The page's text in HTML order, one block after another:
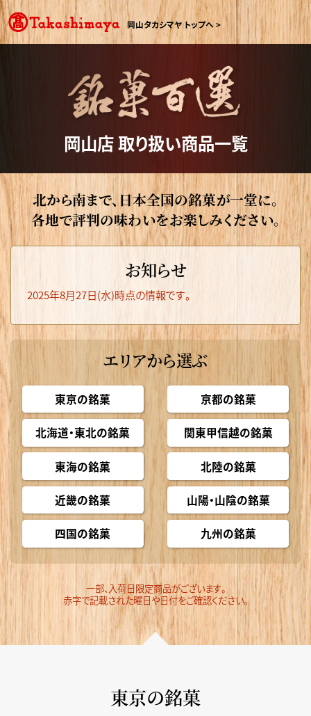
岡山タカシマヤ トップへ >
岡山店 取り扱い商品一覧
北から南まで、日本全国の銘菓が一堂に。
各地で評判の味わいをお楽しみください。
お知らせ
2025年8月27日(水)時点の情報です。
エリアから選ぶ
東京の銘菓 京都の銘菓
北海道・東北の銘菓 関東甲信越の銘菓
東海の銘菓 北陸の銘菓
近畿の銘菓 山陽・山陰の銘菓
四国の銘菓 九州の銘菓
一部、入荷日限定商品がございます。
赤字で記載された曜日や日付をご確認ください。
東京の銘菓